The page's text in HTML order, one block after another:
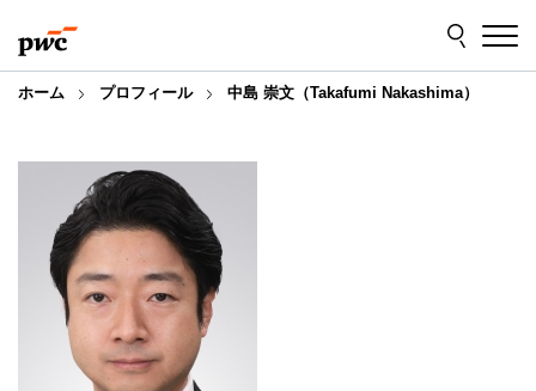
to
content
to
footer
ホーム プロフィール 中島 崇文（Takafumi Nakashima）